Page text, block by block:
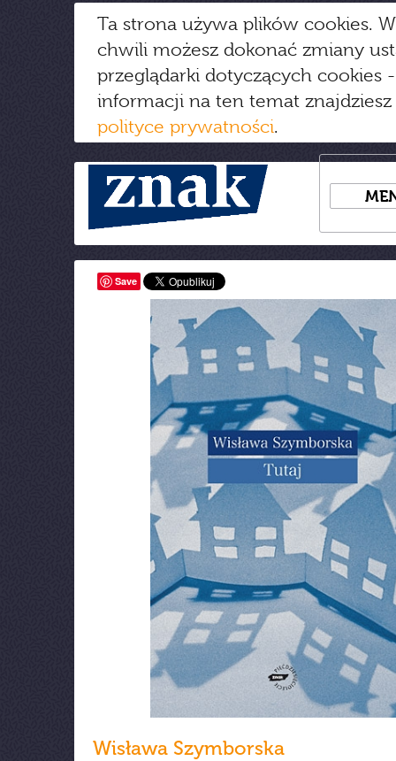
Ta strona używa plików cookies.
chwili możesz dokonać zmiany
przeglądarki dotyczących cookies
informacji na ten temat
polityce prywatności.
Save
Wisława Szymborska